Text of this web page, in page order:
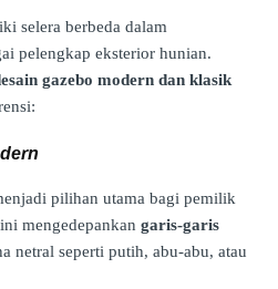
selera berbeda dalam
pelengkap eksterior hunian.
gazebo modern dan klasik
pilihan utama bagi pemilik
mengedepankan garis-garis
netral seperti putih, abu-abu, atau